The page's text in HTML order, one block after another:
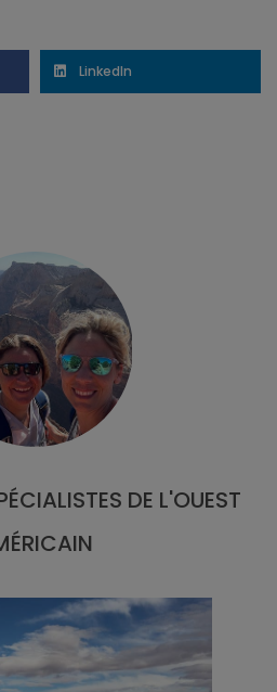
LinkedIn
DE L'OUEST